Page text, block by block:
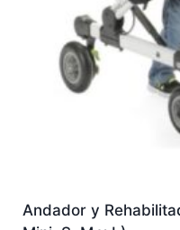
Andador y